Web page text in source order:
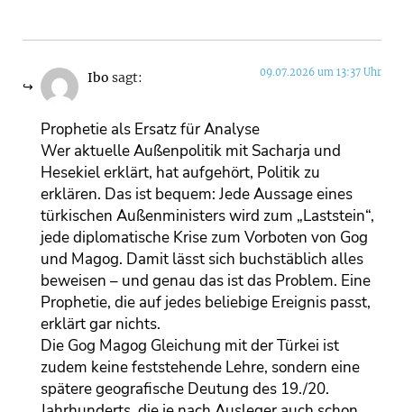
Ibo sagt: 09.07.2026 um 13:37 Uhr
Prophetie als Ersatz für Analyse
Wer aktuelle Außenpolitik mit Sacharja und
Hesekiel erklärt, hat aufgehört, Politik zu
erklären. Das ist bequem: Jede Aussage eines
türkischen Außenministers wird zum „Laststein“,
jede diplomatische Krise zum Vorboten von Gog
und Magog. Damit lässt sich buchstäblich alles
beweisen – und genau das ist das Problem. Eine
Prophetie, die auf jedes beliebige Ereignis passt,
erklärt gar nichts.
Die Gog Magog Gleichung mit der Türkei ist
zudem keine feststehende Lehre, sondern eine
spätere geografische Deutung des 19./20.